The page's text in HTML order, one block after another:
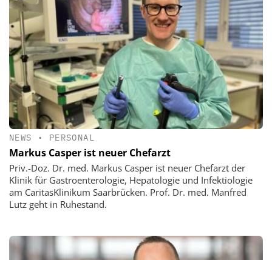
NEWS • PERSONAL
Markus Casper ist neuer Chefarzt
Priv.-Doz. Dr. med. Markus Casper ist neuer Chefarzt der
Klinik für Gastroenterologie, Hepatologie und Infektiologie
am CaritasKlinikum Saarbrücken. Prof. Dr. med. Manfred
Lutz geht in Ruhestand.